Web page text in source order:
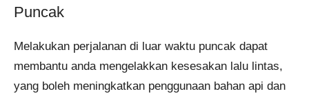
Puncak
Melakukan perjalanan di luar waktu puncak dapat
membantu anda mengelakkan kesesakan lalu lintas,
yang boleh meningkatkan penggunaan bahan api dan